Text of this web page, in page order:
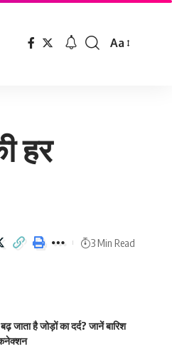
Font
Aa
हर
3 Min Read
जाता है जोड़ों का दर्द? जानें बारिश